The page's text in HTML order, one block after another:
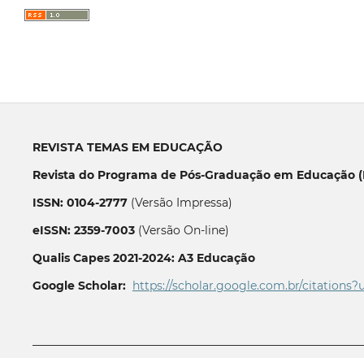
REVISTA TEMAS EM EDUCAÇÃO
Revista do Programa de Pós-Graduação em Educação
ISSN: 0104-2777(Versão Impressa)
eISSN: 2359-7003(Versão On-line)
Qualis Capes 2021-2024: A3 Educação
Google Scholar: https://scholar.google.com.br/